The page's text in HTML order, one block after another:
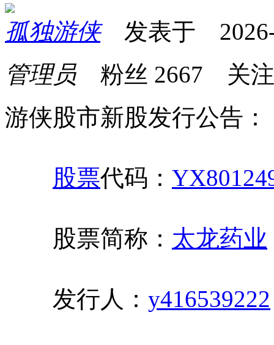
孤独游侠发表于 2026-
管理员 粉丝 2667 关
游侠股市新股发行公告：
股票代码：
股票简称： 太龙药业
发行人： y416539222